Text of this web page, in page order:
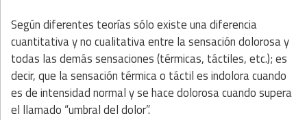
Según diferentes teorías sólo existe una diferencia
cuantitativa y no cualitativa entre la sensación dolorosa y
todas las demás sensaciones (térmicas, táctiles, etc.); es
decir, que la sensación térmica o táctil es indolora cuando
es de intensidad normal y se hace dolorosa cuando supera
el llamado “umbral del dolor”.